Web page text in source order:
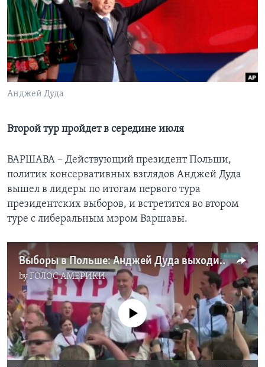
Learning English
СОЦИАЛЬНЫЕ СЕТИ
Анджей Дуда
Второй тур пройдет в середине июля
ВАРШАВА – Действующий президент Польши,
политик консервативных взглядов Анджей Дуда
вышел в лидеры по итогам первого тура
президентских выборов, и встретится во втором
туре с либеральным мэром Варшавы.
Выборы в Польше: Анджей Дуда выходит во второй тур
byГОЛОС АМЕРИКИ
No media source currently available